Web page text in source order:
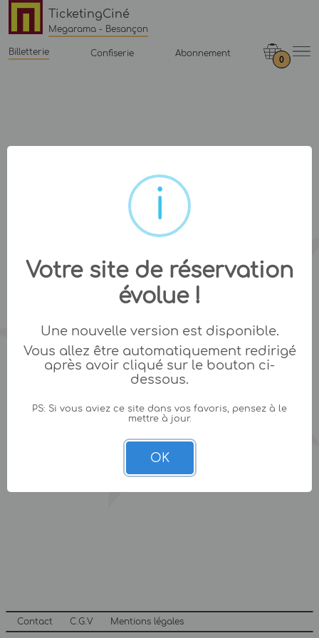
TicketingCiné
Megarama - Besançon
Billetterie Confiserie Abonnement
0
Contact C.G.V Mentions légales
Votre site de réservation
évolue !
Une nouvelle version est disponible.
Vous allez être automatiquement redirigé
après avoir cliqué sur le bouton ci-
dessous.
PS: Si vous aviez ce site dans vos favoris, pensez à le
mettre à jour.
OK